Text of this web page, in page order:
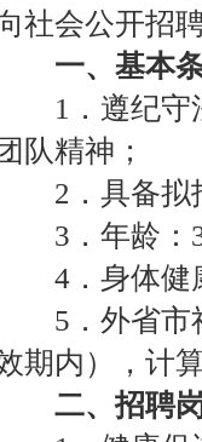
社会公开招
一、基本
1．遵纪守法
团队精神；
2．具备拟招
3．年龄：
4．身体健
5．外省市社
期内），计
二、招聘岗